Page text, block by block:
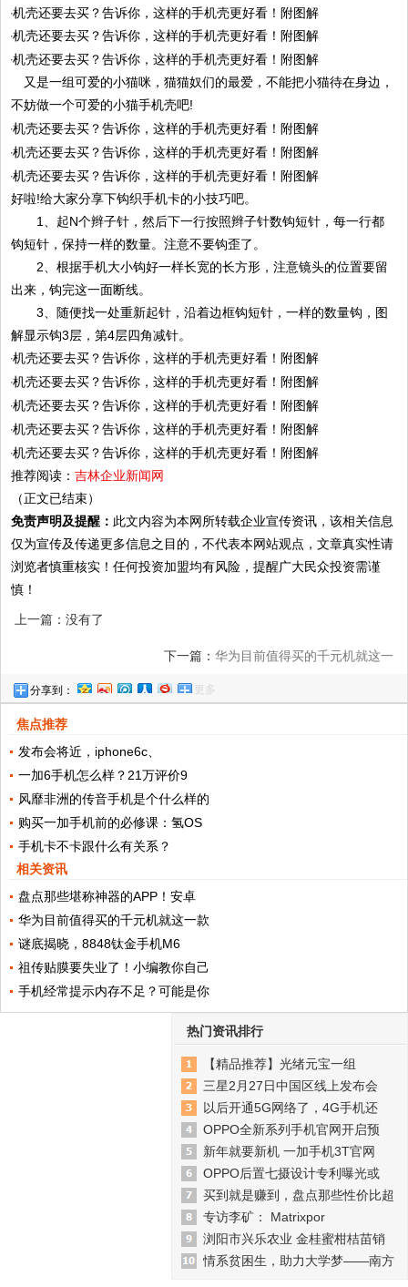
又是一组可爱的小猫咪，猫猫奴们的最爱，不能把小猫待在身边，
不妨做一个可爱的小猫手机壳吧!
好啦!给大家分享下钩织手机卡的小技巧吧。
1、起N个辫子针，然后下一行按照辫子针数钩短针，每一行都
钩短针，保持一样的数量。注意不要钩歪了。
2、根据手机大小钩好一样长宽的长方形，注意镜头的位置要留
出来，钩完这一面断线。
3、随便找一处重新起针，沿着边框钩短针，一样的数量钩，图
解显示钩3层，第4层四角减针。
推荐阅读：吉林企业新闻网
（正文已结束）
免责声明及提醒： 此文内容为本网所转载企业宣传资讯，该相关信息
仅为宣传及传递更多信息之目的，不代表本网站观点，文章真实性请
浏览者慎重核实！任何投资加盟均有风险，提醒广大民众投资需谨
慎！
上一篇：没有了
下一篇： 华为目前值得买的千元机就这一
款，麒麟810+4800万四摄+4000毫安
分享到： 更多
焦点推荐
发布会将近，iphone6c、
一加6手机怎么样？21万评价9
风靡非洲的传音手机是个什么样的
购买一加手机前的必修课：氢OS
手机卡不卡跟什么有关系？
相关资讯
盘点那些堪称神器的APP！安卓
华为目前值得买的千元机就这一款
谜底揭晓，8848钛金手机M6
祖传贴膜要失业了！小编教你自己
手机经常提示内存不足？可能是你
热门资讯排行
【精品推荐】光绪元宝一组
三星2月27日中国区线上发布会
以后开通5G网络了，4G手机还
OPPO全新系列手机官网开启预
新年就要新机 一加手机3T官网
OPPO后置七摄设计专利曝光或
买到就是赚到，盘点那些性价比超
专访李矿： Matrixpor
浏阳市兴乐农业 金桂蜜柑桔苗销
情系贫困生，助力大学梦——南方